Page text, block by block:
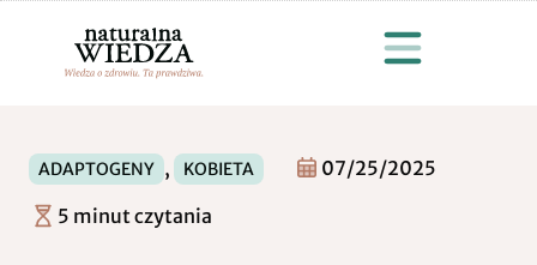
ADAPTOGENY , KOBIETA
07/25/2025
5 minut czytania